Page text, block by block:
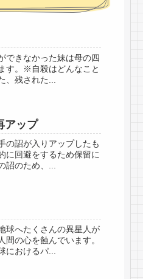
できなかった妹は母の四
す。※自殺はどんなこと
残された...
ップ
の詔が入りアップしたも
に回避をするため保留に
のため、...
球へたくさんの異星人が
の心を蝕んでいます。
おけるパ...